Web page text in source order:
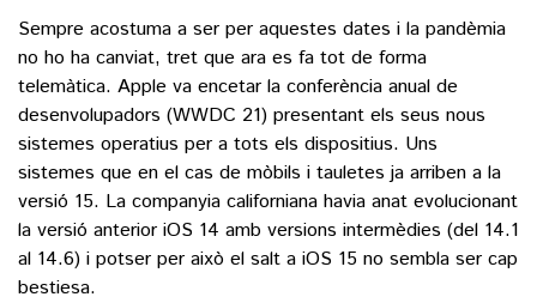
POLÍTICA
SOCIETAT
ECONOMIA
VEURE TOTES
ESPORTS
FUTBOL
HOQUEI PATINS
MOTOR
VEURE TOTES
CULTURA
ARTS ESCÈNIQUES
CULTURA POPULAR
LLIBRES
SUPLEMENTS
FOTOGALERIES
9MAGAZÍN
Sempre acostuma a ser per aquestes dates i la pandèmia
no ho ha canviat, tret que ara es fa tot de forma
telemàtica. Apple va encetar la conferència anual de
desenvolupadors (WWDC 21) presentant els seus nous
sistemes operatius per a tots els dispositius. Uns
sistemes que en el cas de mòbils i tauletes ja arriben a la
versió 15. La companyia californiana havia anat evolucionant
la versió anterior iOS 14 amb versions intermèdies (del 14.1
al 14.6) i potser per això el salt a iOS 15 no sembla ser cap
bestiesa.